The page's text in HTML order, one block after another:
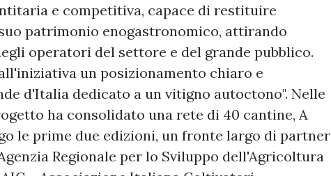
e competitiva, capace di restituire
patrimonio enogastronomico, attirando
operatori del settore e del grande pubblico.
un posizionamento chiaro e
d'Italia dedicato a un vitigno autoctono". Nelle
ha consolidato una rete di 40 cantine, A
le prime due edizioni, un fronte largo di partner
Regionale per lo Sviluppo dell'Agricoltura